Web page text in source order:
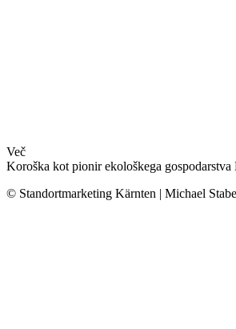
Več
Koroška kot pionir ekološkega gospodarstva
© Standortmarketing Kärnten | Michael